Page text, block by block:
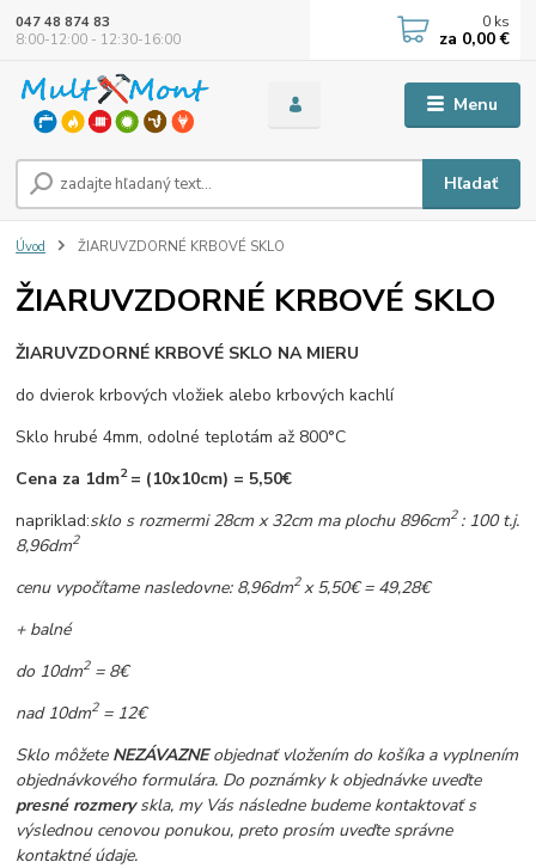
Menu
Hľadať
047 48 874 83
8:00-12:00 - 12:30-16:00
0 ks
za 0,00 €
Úvod ŽIARUVZDORNÉ KRBOVÉ SKLO
ŽIARUVZDORNÉ KRBOVÉ SKLO
ŽIARUVZDORNÉ KRBOVÉ SKLO NA MIERU
do dvierok krbových vložiek alebo krbových kachlí
Sklo hrubé 4mm, odolné teplotám až 800°C
Cena za 1dm2 = (10x10cm) = 5,50€
napriklad:sklo s rozmermi 28cm x 32cm ma plochu 896cm2 : 100 t.j.
8,96dm2
cenu vypočítame nasledovne: 8,96dm2x 5,50€ = 49,28€
+ balné
do 10dm2= 8€
nad 10dm2= 12€
Sklo môžete NEZÁVAZNEobjednať vložením do košíka a vyplnením
objednávkového formulára. Do poznámky k objednávke uveďte
presné rozmeryskla, my Vás následne budeme kontaktovať s
výslednou cenovou ponukou, preto prosím uveďte správne
kontaktné údaje.